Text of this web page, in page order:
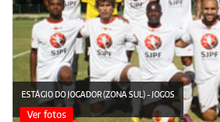
ESTÁGIO DO JOGADOR (ZONA SUL) - JOGOS
Ver fotos